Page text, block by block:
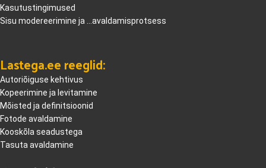
Kasutustingimused
Sisu modereerimine ja ...avaldamisprotsess
Lastega.ee reeglid:
Autoriõiguse kehtivus
Kopeerimine ja levitamine
Mõisted ja definitsioonid
Fotode avaldamine
Kooskõla seadustega
Tasuta avaldamine